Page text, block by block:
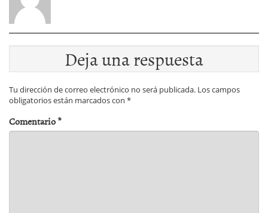
Deja una respuesta
Tu dirección de correo electrónico no será publicada. Los campos
obligatorios están marcados con *
Comentario*